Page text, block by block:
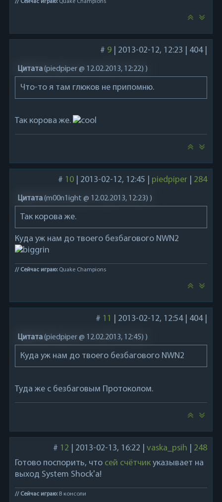
// Сейчас играю:Quake Champions
# 9| 2013-02-12, 12:23 404|
Цитата(piedpiper @ 12.02.2013, 12:22) )
Что-то я там глюков не припомню.
Так корова же.
# 10| 2013-02-12, 12:45 piedpiper| 284
Цитата(m00n1ight @ 12.02.2013, 12:23) )
Так корова же.
Куда уж нам до твоего безбагового NWN2
// Сейчас играю:Quake Champions
# 11 2013-02-12, 12:54 404|
Цитата(piedpiper @ 12.02.2013, 12:45) )
Куда уж нам до твоего безбагового NWN2
Туда же с безбаговым Протоколом.
# 12 2013-02-13, 16:22 vaska_psih
248
Готово поспорить, что сей счётчик указывает на
выход System Shock'а!
// Сейчас играю:В консоли